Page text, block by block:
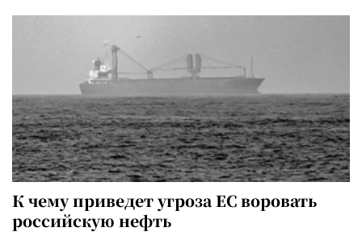
К чему приведет угроза ЕС воровать
российскую нефть